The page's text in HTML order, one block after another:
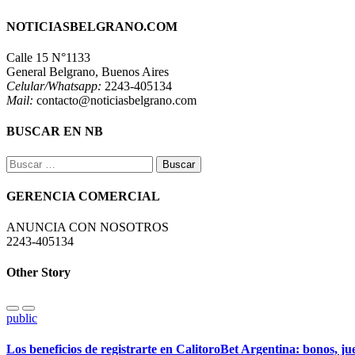
NOTICIASBELGRANO.COM
Calle 15 N°1133
General Belgrano, Buenos Aires
Celular/Whatsapp: 2243-405134
Mail: contacto@noticiasbelgrano.com
BUSCAR EN NB
Buscar:
GERENCIA COMERCIAL
ANUNCIA CON NOSOTROS
2243-405134
Other Story
public
Los beneficios de registrarte en CalitoroBet Argentina: bonos,